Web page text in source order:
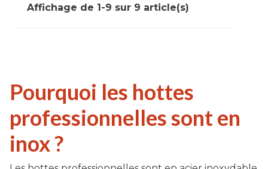
Affichage de 1-9 sur 9 article(s)
Pourquoi les hottes
professionnelles sont en
inox ?